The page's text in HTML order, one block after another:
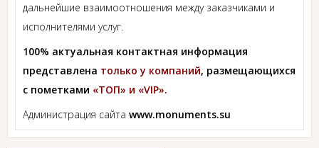
дальнейшие взаимоотношения между заказчиками и
исполнителями услуг.
100% актуальная контактная информация
представлена только у компаний, размещающихся
с пометками «ТОП» и «VIP».
Администрация сайта www.monuments.su